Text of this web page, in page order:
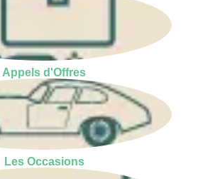
Appels d'Offres
Les Occasions